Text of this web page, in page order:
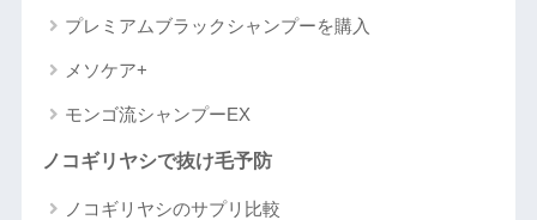
プレミアムブラックシャンプーを購入
メソケア+
モンゴ流シャンプーEX
ノコギリヤシで抜け毛予防
ノコギリヤシのサプリ比較